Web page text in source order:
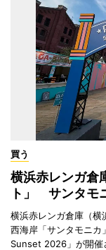
買う
横浜赤レンガ倉
ト」 サンタモ
横浜赤レンガ倉庫（横
西海岸「サンタモニカ
Sunset 2026」が開催